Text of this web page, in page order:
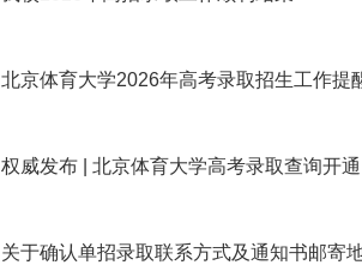
北京体育大学2026年高考录取招生工作提
权威发布 | 北京体育大学高考录取查询开通
关于确认单招录取联系方式及通知书邮寄